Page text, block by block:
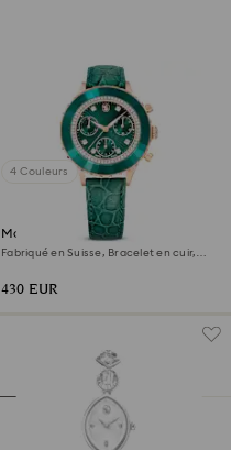
4 Couleurs
Montre Octea chrono
Fabriqué en Suisse, Bracelet en cuir,
430 EUR